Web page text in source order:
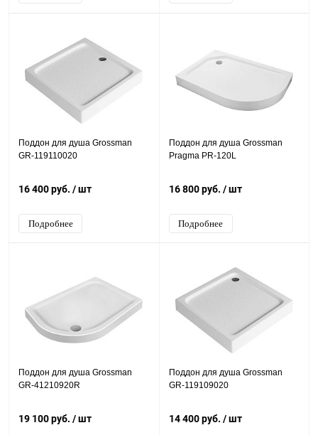
Поддон для душа Grossman
GR-119110020
16 400 руб. / шт
Подробнее
Поддон для душа Grossman
Pragma PR-120L
16 800 руб. / шт
Подробнее
Поддон для душа Grossman
GR-41210920R
19 100 руб. / шт
Поддон для душа Grossman
GR-119109020
14 400 руб. / шт